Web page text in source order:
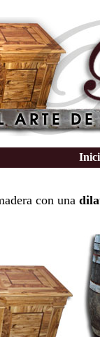
con una